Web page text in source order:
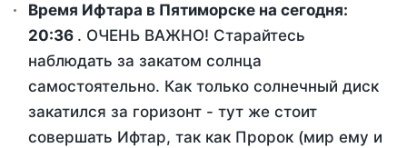
Время Ифтара в Пятиморске на сегодня:
20:36 . ОЧЕНЬ ВАЖНО! Старайтесь
наблюдать за закатом солнца
самостоятельно. Как только солнечный диск
закатился за горизонт - тут же стоит
совершать Ифтар, так как Пророк (мир ему и